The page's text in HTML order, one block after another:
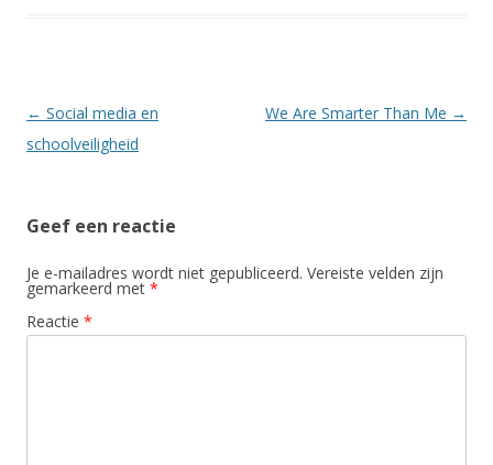
Berichtnavigatie
← Social media en
schoolveiligheid
We Are Smarter Than Me →
Geef een reactie
Je e-mailadres wordt niet gepubliceerd. Vereiste velden zijn
gemarkeerd met *
Reactie *